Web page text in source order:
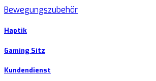
Bewegungszubehör
Haptik
Gaming Sitz
Kundendienst